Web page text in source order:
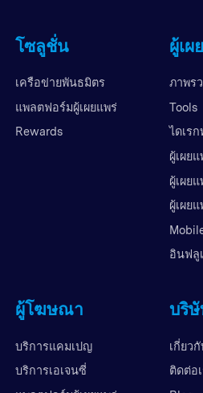
โซลูชั่น
เครือข่ายพันธมิตร
แพลตฟอร์มผู้เผยแพร่
Rewards
ผู้เผ
ภาพร
Tools
ไดเร
ผู้เผย
ผู้เผย
ผู้เผย
อินฟลู
ผู้โฆษณา
บริการแคมเปญ
บริการเอเจนซี่
บริ
เกี่ยวกั
ติดต่อ